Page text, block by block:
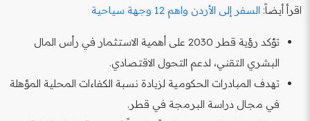
اقرأ أيضاً: السفر إلى الأردن واهم 12 وجهة سياحية
تؤكد رؤية قطر 2030 على أهمية الاستثمار في رأس المال
البشري التقني، لدعم التحول الاقتصادي.
تهدف المبادرات الحكومية لزيادة نسبة الكفاءات المحلية المؤهلة
في مجال دراسة البرمجة في قطر.